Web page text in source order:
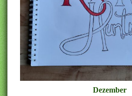
Dezember